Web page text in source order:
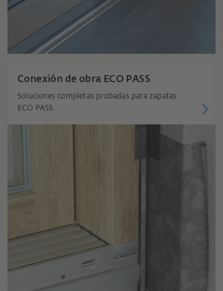
Conexión de obra ECO PASS
Soluciones completas probadas para zapatas
ECO PASS.